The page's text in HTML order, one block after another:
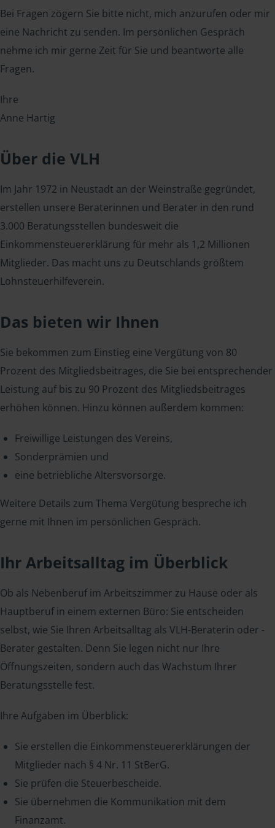
Bei Fragen zögern Sie bitte nicht, mich anzurufen oder mir
eine Nachricht zu senden. Im persönlichen Gespräch
nehme ich mir gerne Zeit für Sie und beantworte alle
Fragen.
Ihre
Anne Hartig
Über die VLH
Im Jahr 1972 in Neustadt an der Weinstraße gegründet,
erstellen unsere Beraterinnen und Berater in den rund
3.000 Beratungsstellen bundesweit die
Einkommensteuererklärung für mehr als 1,2 Millionen
Mitglieder. Das macht uns zu Deutschlands größtem
Lohnsteuerhilfeverein.
Das bieten wir Ihnen
Sie bekommen zum Einstieg eine Vergütung von 80
Prozent des Mitgliedsbeitrages, die Sie bei entsprechender
Leistung auf bis zu 90 Prozent des Mitgliedsbeitrages
erhöhen können. Hinzu können außerdem kommen:
Freiwillige Leistungen des Vereins,
Sonderprämien und
eine betriebliche Altersvorsorge.
Weitere Details zum Thema Vergütung bespreche ich
gerne mit Ihnen im persönlichen Gespräch.
Ihr Arbeitsalltag im Überblick
Ob als Nebenberuf im Arbeitszimmer zu Hause oder als
Hauptberuf in einem externen Büro: Sie entscheiden
selbst, wie Sie Ihren Arbeitsalltag als VLH-Beraterin oder -
Berater gestalten. Denn Sie legen nicht nur Ihre
Öffnungszeiten, sondern auch das Wachstum Ihrer
Beratungsstelle fest.
Ihre Aufgaben im Überblick:
Sie erstellen die Einkommensteuererklärungen der
Mitglieder nach § 4 Nr. 11 StBerG.
Sie prüfen die Steuerbescheide.
Sie übernehmen die Kommunikation mit dem
Finanzamt.